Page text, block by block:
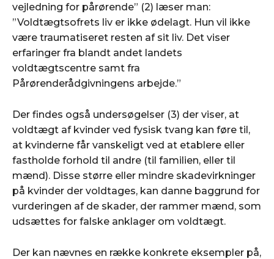
vejledning for pårørende” (2) læser man:
”Voldtægtsofrets liv er ikke ødelagt. Hun vil ikke
være traumatiseret resten af sit liv. Det viser
erfaringer fra blandt andet landets
voldtægtscentre samt fra
Pårørenderådgivningens arbejde.”
Der findes også undersøgelser (3) der viser, at
voldtægt af kvinder ved fysisk tvang kan føre til,
at kvinderne får vanskeligt ved at etablere eller
fastholde forhold til andre (til familien, eller til
mænd). Disse større eller mindre skadevirkninger
på kvinder der voldtages, kan danne baggrund for
vurderingen af de skader, der rammer mænd, som
udsættes for falske anklager om voldtægt.
Der kan nævnes en række konkrete eksempler på,